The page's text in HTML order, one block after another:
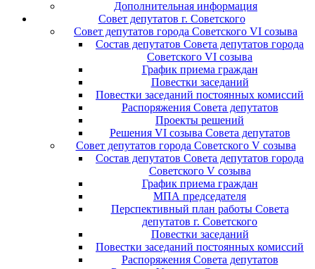
Дополнительная информация
Совет депутатов г. Советского
Совет депутатов города Советского VI созыва
Состав депутатов Совета депутатов города
Советского VI созыва
График приема граждан
Повестки заседаний
Повестки заседаний постоянных комиссий
Распоряжения Совета депутатов
Проекты решений
Решения VI созыва Совета депутатов
Совет депутатов города Советского V созыва
Состав депутатов Совета депутатов города
Советского V созыва
График приема граждан
МПА председателя
Перспективный план работы Совета
депутатов г. Советского
Повестки заседаний
Повестки заседаний постоянных комиссий
Распоряжения Совета депутатов